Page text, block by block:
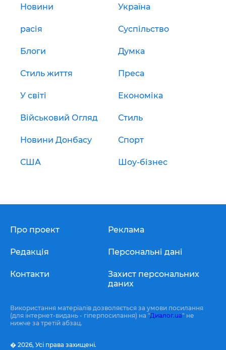
Новини Україна
расія Суспільство
Блоги Думка
Стиль життя Преса
У світі Економіка
Військовий Огляд Стиль
Новини Донбасу Спорт
США Шоу-бізнес
Про проект
Редакція
Контакти
Реклама
Персональні дані
Захист персональних
даних
Використання матеріалів дозволяється за умови посилання
(для інтернет-видань - гіперпосилання) на "Диалог.ua" не
нижче за третій абзац.
� 2026, Усі права захищені.